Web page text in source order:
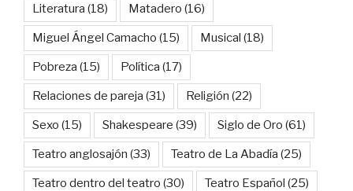
Literatura (18) Matadero (16)
Miguel Ángel Camacho (15) Musical (18)
Pobreza (15) Política (17)
Relaciones de pareja (31) Religión (22)
Sexo (15) Shakespeare (39) Siglo de Oro (61)
Teatro anglosajón (33) Teatro de La Abadía (25)
Teatro dentro del teatro (30) Teatro Español (25)